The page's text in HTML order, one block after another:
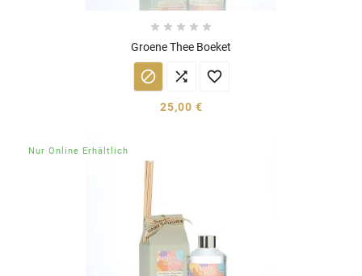
    
Groene Thee Boeket
  
25,00 €
Nur Online Erhältlich